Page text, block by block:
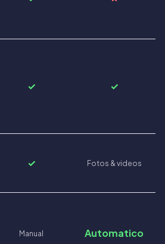
✓ ✓
✓ Fotos & videos
Manual Automatico